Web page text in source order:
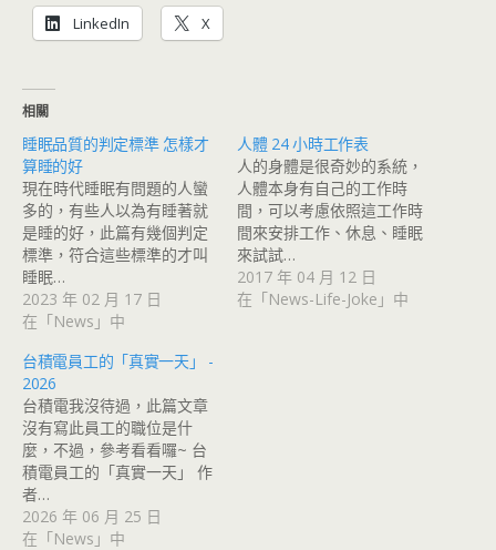
LinkedIn X
相關
睡眠品質的判定標準 怎樣才
算睡的好
現在時代睡眠有問題的人蠻
多的，有些人以為有睡著就
是睡的好，此篇有幾個判定
標準，符合這些標準的才叫
睡眠…
2023 年 02 月 17 日
在「News」中
人體 24 小時工作表
人的身體是很奇妙的系統，
人體本身有自己的工作時
間，可以考慮依照這工作時
間來安排工作、休息、睡眠
來試試…
2017 年 04 月 12 日
在「News-Life-Joke」中
台積電員工的「真實一天」 -
2026
台積電我沒待過，此篇文章
沒有寫此員工的職位是什
麼，不過，參考看看囉~ 台
積電員工的「真實一天」 作
者…
2026 年 06 月 25 日
在「News」中